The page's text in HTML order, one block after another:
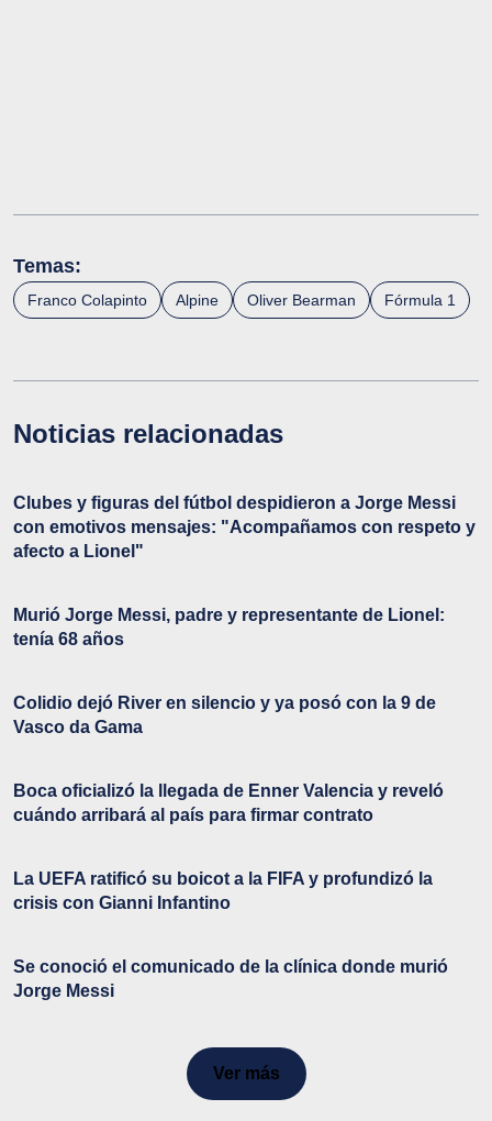
Temas:
Franco Colapinto Alpine Oliver Bearman Fórmula 1
Noticias relacionadas
Clubes y figuras del fútbol despidieron a Jorge Messi
con emotivos mensajes: "Acompañamos con respeto y
afecto a Lionel"
Murió Jorge Messi, padre y representante de Lionel:
tenía 68 años
Colidio dejó River en silencio y ya posó con la 9 de
Vasco da Gama
Boca oficializó la llegada de Enner Valencia y reveló
cuándo arribará al país para firmar contrato
La UEFA ratificó su boicot a la FIFA y profundizó la
crisis con Gianni Infantino
Se conoció el comunicado de la clínica donde murió
Jorge Messi
Ver más